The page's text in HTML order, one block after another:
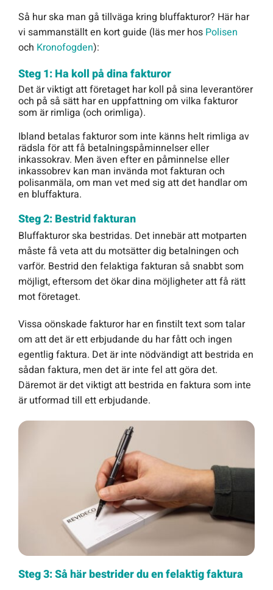
Så hur ska man gå tillväga kring bluffakturor? Här har
vi sammanställt en kort guide (läs mer hos Polisen
och Kronofogden):
Steg 1: Ha koll på dina fakturor
Det är viktigt att företaget har koll på sina leverantörer
och på så sätt har en uppfattning om vilka fakturor
som är rimliga (och orimliga).
Ibland betalas fakturor som inte känns helt rimliga av
rädsla för att få betalningspåminnelser eller
inkassokrav. Men även efter en påminnelse eller
inkassobrev kan man invända mot fakturan och
polisanmäla, om man vet med sig att det handlar om
en bluffaktura.
Steg 2: Bestrid fakturan
Bluffakturor ska bestridas. Det innebär att motparten
måste få veta att du motsätter dig betalningen och
varför. Bestrid den felaktiga fakturan så snabbt som
möjligt, eftersom det ökar dina möjligheter att få rätt
mot företaget.
Vissa oönskade fakturor har en finstilt text som talar
om att det är ett erbjudande du har fått och ingen
egentlig faktura. Det är inte nödvändigt att bestrida en
sådan faktura, men det är inte fel att göra det.
Däremot är det viktigt att bestrida en faktura som inte
är utformad till ett erbjudande.
Steg 3: Så här bestrider du en felaktig faktura